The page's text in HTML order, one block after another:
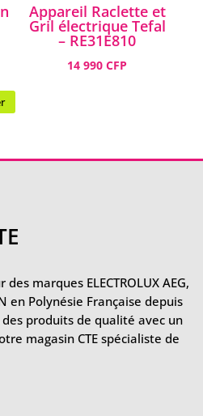
Appareil Raclette et
Gril électrique Tefal
– RE31E810
14 990 CFP
marques ELECTROLUX AEG,
en Polynésie Française depuis
produits de qualité avec un
magasin CTE spécialiste de